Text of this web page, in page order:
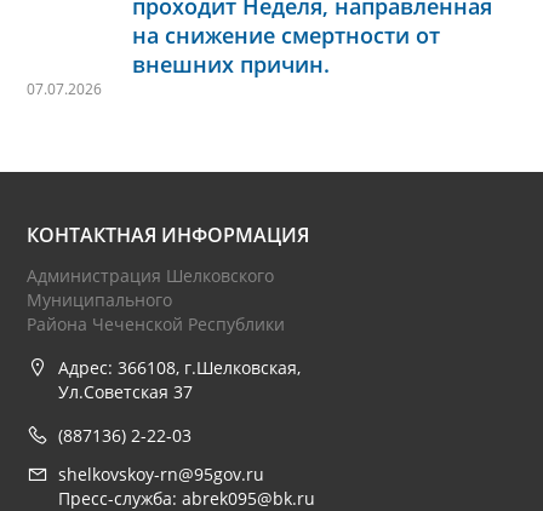
на снижение смертности от
внешних причин.
07.07.2026
КОНТАКТНАЯ ИНФОРМАЦИЯ
Администрация Шелковского
Муниципального
Района Чеченской Республики
Адрес: 366108, г.Шелковская,
Ул.Советская 37
(887136) 2-22-03
shelkovskoy-rn@95gov.ru
Пресс-служба: abrek095@bk.ru